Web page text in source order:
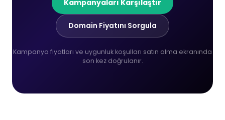
Kampanyaları Karşılaştır
Domain Fiyatını Sorgula
Kampanya fiyatları ve uygunluk koşulları satın alma ekranında
son kez doğrulanır.